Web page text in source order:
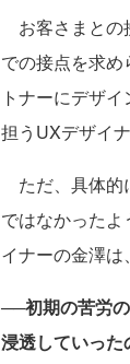
お客さまとの
での接点を求
トナーにデザ
担うUXデザイ
ただ、具体的
ではなかった
イナーの金澤は
──初期の苦労
浸透していった